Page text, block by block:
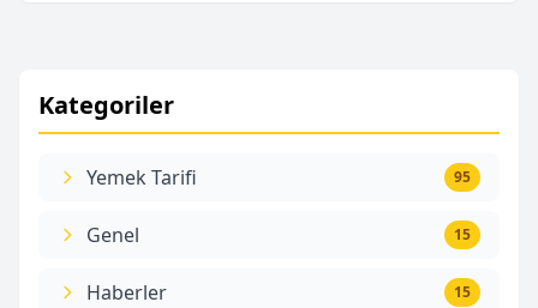
Kategoriler
Yemek Tarifi 95
Genel 15
Haberler 15